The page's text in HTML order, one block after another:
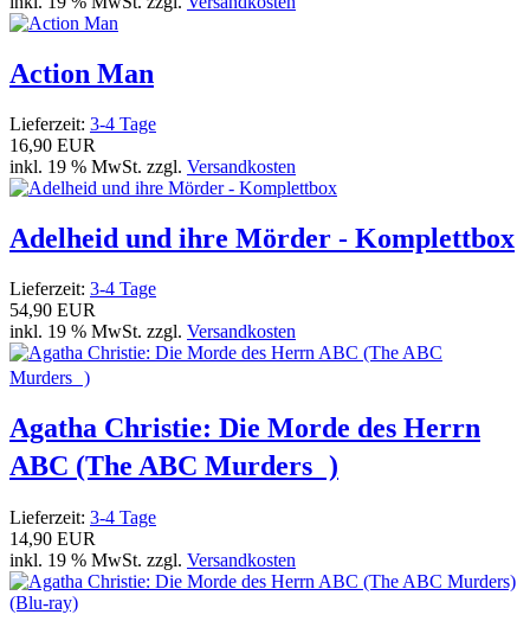
Action Man
Lieferzeit: 3-4 Tage
16,90 EUR
inkl. 19 % MwSt. zzgl. Versandkosten
Adelheid und ihre Mörder - Komplettbox
Lieferzeit: 3-4 Tage
54,90 EUR
inkl. 19 % MwSt. zzgl. Versandkosten
Agatha Christie: Die Morde des Herrn
ABC (The ABC Murders )
Lieferzeit: 3-4 Tage
14,90 EUR
inkl. 19 % MwSt. zzgl. Versandkosten